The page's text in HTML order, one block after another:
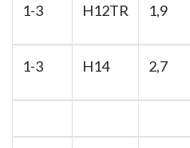
1-3 H12TR 1,9
1-3 H14 2,7